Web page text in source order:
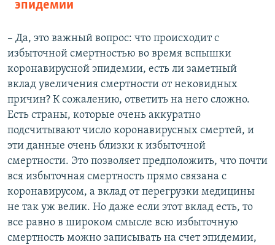
эпидемии
– Да, это важный вопрос: что происходит с
избыточной смертностью во время вспышки
коронавирусной эпидемии, есть ли заметный
вклад увеличения смертности от нековидных
причин? К сожалению, ответить на него сложно.
Есть страны, которые очень аккуратно
подсчитывают число коронавирусных смертей, и
эти данные очень близки к избыточной
смертности. Это позволяет предположить, что почти
вся избыточная смертность прямо связана с
коронавирусом, а вклад от перегрузки медицины
не так уж велик. Но даже если этот вклад есть, то
все равно в широком смысле всю избыточную
смертность можно записывать на счет эпидемии,